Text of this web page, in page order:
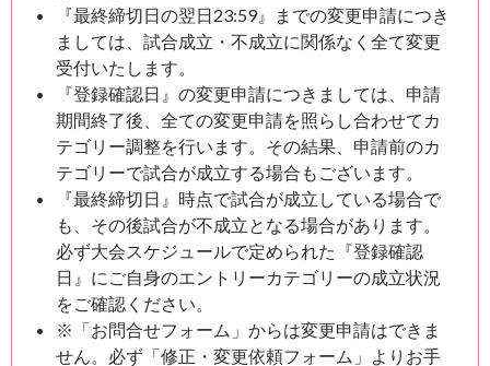
『最終締切日の翌日23:59』までの変更申請につき
ましては、試合成立・不成立に関係なく全て変更
受付いたします。
『登録確認日』の変更申請につきましては、申請
期間終了後、全ての変更申請を照らし合わせてカ
テゴリー調整を行います。その結果、申請前のカ
テゴリーで試合が成立する場合もございます。
『最終締切日』時点で試合が成立している場合で
も、その後試合が不成立となる場合があります。
必ず大会スケジュールで定められた『登録確認
日』にご自身のエントリーカテゴリーの成立状況
をご確認ください。
※「お問合せフォーム」からは変更申請はできま
せん。必ず「修正・変更依頼フォーム」よりお手